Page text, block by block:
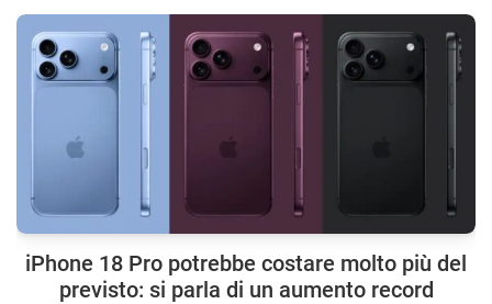
iPhone 18 Pro potrebbe costare molto più del
previsto: si parla di un aumento record